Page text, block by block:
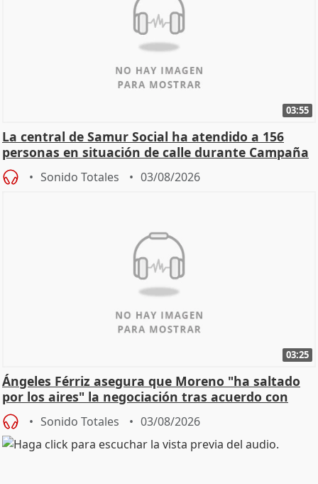
03:55
La central de Samur Social ha atendido a 156
personas en situación de calle durante Campaña
de Calor
Sonido Totales 03/08/2026
03:25
Ángeles Férriz asegura que Moreno "ha saltado
por los aires" la negociación tras acuerdo con
SMA
Sonido Totales 03/08/2026